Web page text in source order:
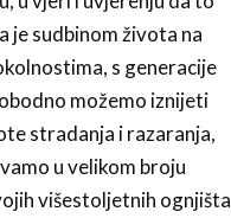
je sudbinom života na
s generaci­je
možemo iznije­ti
stradanja i razaranja,
u velikom broju
višestoljetnih ognjišta